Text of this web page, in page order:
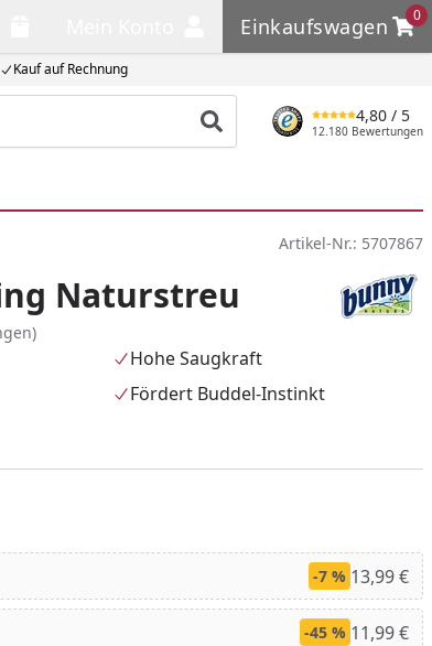
Kauf auf Rechnung
Einkaufswagen
0
Einkaufswagen
Produkt suchen
4,80 / 5
12.180 Bewertungen
Artikel-Nr.: 5707867
Naturstreu
Hohe Saugkraft
Fördert Buddel-Instinkt
-7 % 13,99 €
-45 % 11,99 €